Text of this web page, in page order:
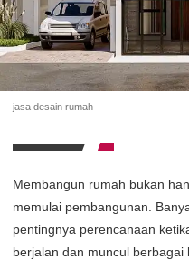
jasa desain rumah
Membangun rumah bukan
memulai pembangunan.
pentingnya perencanaan
berjalan dan muncul berbagai